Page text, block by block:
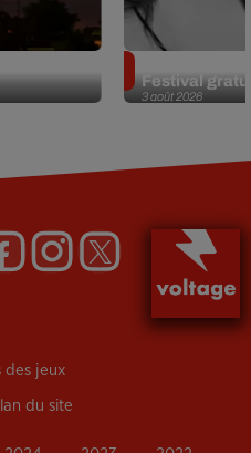
3 août 2026
Festival
des jeux
du site